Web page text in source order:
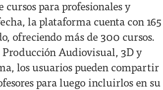
para profesionales y
la plataforma cuenta con 165
ofreciendo más de 300 cursos.
Audiovisual, 3D y
los usuarios pueden compartir
para luego incluirlos en su